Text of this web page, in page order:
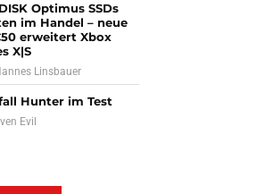
Optimus SSDs
im Handel – neue
erweitert Xbox
X|S
Linsbauer
Hunter im Test
Evil